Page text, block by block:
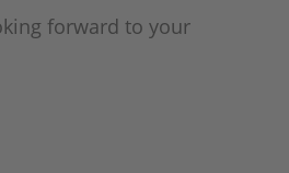
forward to your